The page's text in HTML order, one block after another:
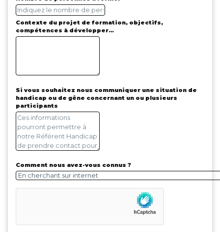
Contexte du projet de formation, objectifs,
compétences à développer…
Si vous souhaitez nous communiquer une situation de
handicap ou de gêne concernant un ou plusieurs
participants
Comment nous avez-vous connus ?